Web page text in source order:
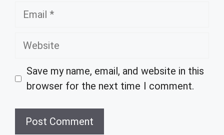
Email
Website
Save my name, email, and website in this
browser for the next time I comment.